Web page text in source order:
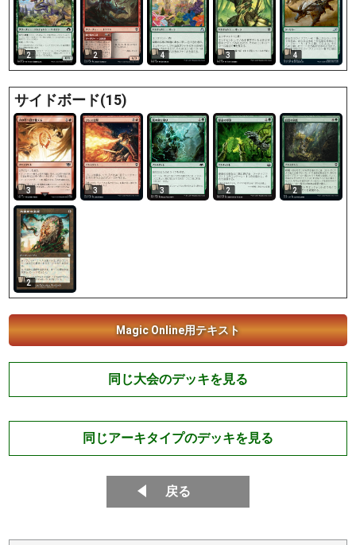
2 2 4 3 4
サイドボード(15)
3 3 3 2 2
2
Magic Online用テキスト
同じ大会のデッキを見る
同じアーキタイプのデッキを見る
戻る